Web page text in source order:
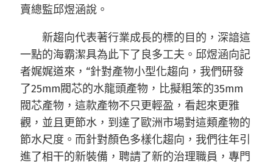
賣總監邱煜涵說。
新趨向代表著行業成長的標的目的，深諳這
一點的海霸潔具為此下了良多工夫。邱煜涵向記
者娓娓道來，“針對產物小型化趨向，我們研發
了25mm閥芯的水龍頭產物，比擬粗笨的35mm
閥芯產物，這款產物不只更輕盈，看起來更雅
觀，並且更節水，到達了歐洲市場對這類產物的
節水尺度。而針對顏色多樣化趨向，我們往年引
進了相干的新裝備，聘請了新的治理職員，專門